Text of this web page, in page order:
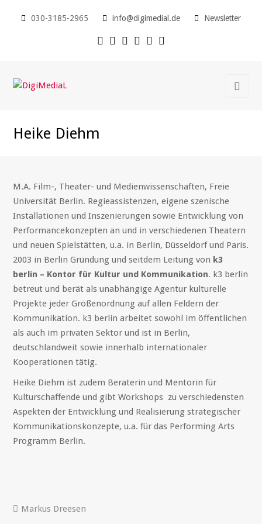
030-3185-2965 info@digimedial.de Newsletter
Heike Diehm
M.A. Film-, Theater- und Medienwissenschaften, Freie
Universität Berlin. Regieassistenzen, eigene szenische
Installationen und Inszenierungen sowie Entwicklung von
Performancekonzepten an und in verschiedenen Theatern
und neuen Spielstätten, u.a. in Berlin, Düsseldorf und Paris.
2003 in Berlin Gründung und seitdem Leitung von k3
berlin – Kontor für Kultur und Kommunikation. k3 berlin
betreut und berät als unabhängige Agentur kulturelle
Projekte jeder Größenordnung auf allen Feldern der
Kommunikation. k3 berlin arbeitet sowohl im öffentlichen
als auch im privaten Sektor und ist in Berlin,
deutschlandweit sowie innerhalb internationaler
Kooperationen tätig.
Heike Diehm ist zudem Beraterin und Mentorin für
Kulturschaffende und gibt Workshops zu verschiedensten
Aspekten der Entwicklung und Realisierung strategischer
Kommunikationskonzepte, u.a. für das Performing Arts
Programm Berlin.
Markus Dreesen